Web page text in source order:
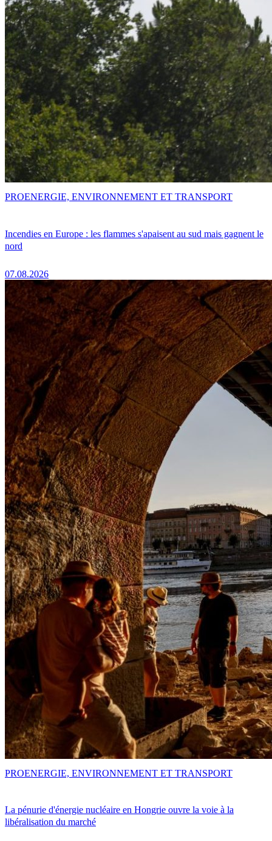
Incendies en Europe : les flammes s'apaisent au sud mais gagnent le
nord
07.08.2026
PROENERGIE, ENVIRONNEMENT ET TRANSPORT
La pénurie d'énergie nucléaire en Hongrie ouvre la voie à la
libéralisation du marché
PROENERGIE, ENVIRONNEMENT ET TRANSPORT